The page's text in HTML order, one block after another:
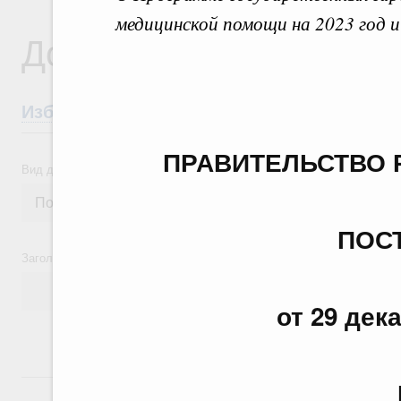
медицинской помощи на 2023 год
от 29
Документы
Избранные документы со справками к
Вид документа
Заголовок или текст документа